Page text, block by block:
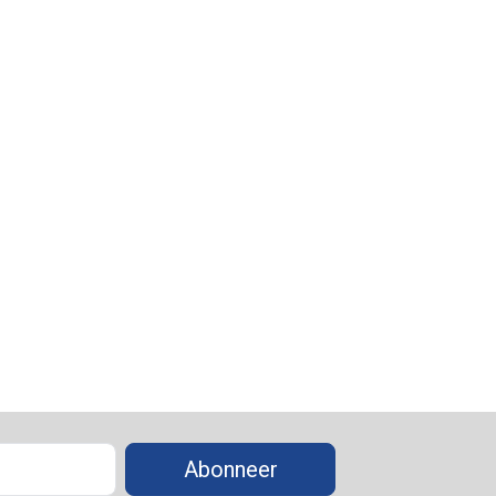
Abonneer